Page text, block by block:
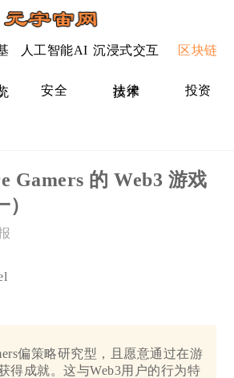
人工智能AI 沉浸式交互
技术
区块链
安全 法律 投资
Gamers 的 Web3 游戏
偏策略研究型，且愿意通过在游
得成就。这与Web3用户的行为特